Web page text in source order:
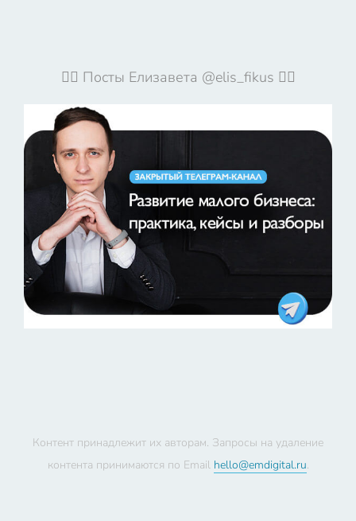
🦹‍♀️ Посты Елизавета @elis_fikus 🦹‍♀️
Контент принадлежит их авторам. Запросы на удаление
контента принимаются по Email hello@emdigital.ru.